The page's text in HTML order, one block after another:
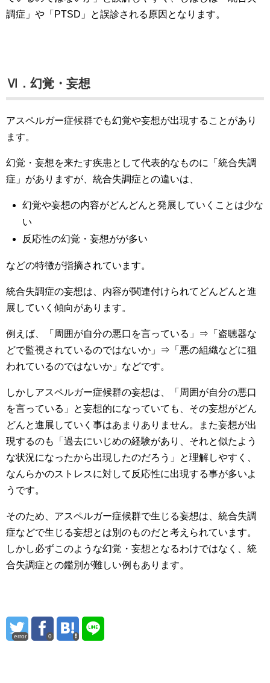
調症」や「PTSD」と誤診される原因となります。
Ⅵ．幻覚・妄想
アスペルガー症候群でも幻覚や妄想が出現することがあり
ます。
幻覚・妄想を来たす疾患として代表的なものに「統合失調
症」がありますが、統合失調症との違いは、
幻覚や妄想の内容がどんどんと発展していくことは少な
い
反応性の幻覚・妄想がが多い
などの特徴が指摘されています。
統合失調症の妄想は、内容が関連付けられてどんどんと進
展していく傾向があります。
例えば、「周囲が自分の悪口を言っている」⇒「盗聴器な
どで監視されているのではないか」⇒「悪の組織などに狙
われているのではないか」などです。
しかしアスペルガー症候群の妄想は、「周囲が自分の悪口
を言っている」と妄想的になっていても、その妄想がどん
どんと進展していく事はあまりありません。また妄想が出
現するのも「過去にいじめの経験があり、それと似たよう
な状況になったから出現したのだろう」と理解しやすく、
なんらかのストレスに対して反応性に出現する事が多いよ
うです。
そのため、アスペルガー症候群で生じる妄想は、統合失調
症などで生じる妄想とは別のものだと考えられています。
しかし必ずこのような幻覚・妄想となるわけではなく、統
合失調症との鑑別が難しい例もあります。
error 0